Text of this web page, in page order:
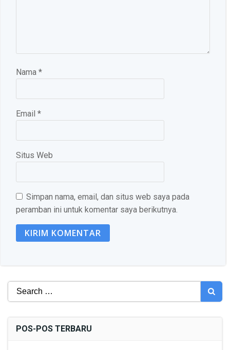
Nama *
Email *
Situs Web
Simpan nama, email, dan situs web saya pada
peramban ini untuk komentar saya berikutnya.
Search
for:
POS-POS TERBARU